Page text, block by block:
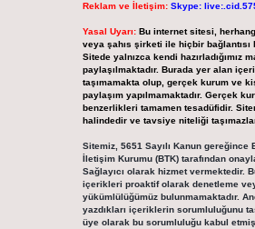
Reklam ve İletişim: Skype:
Yasal Uyarı: Bu internet sitesi,
veya şahıs şirketi ile hiçbir bağlantısı
Sitede yalnızca kendi hazırladığımız
paylaşılmaktadır. Burada yer alan
taşımamakta olup, gerçek kurum ve
paylaşım yapılmamaktadır. Gerçek
benzerlikleri tamamen tesadüfidir.
halindedir ve tavsiye niteliği
Sitemiz, 5651 Sayılı Kanun
İletişim Kurumu (BTK) tarafından
Sağlayıcı olarak hizmet vermektedir.
içerikleri proaktif olarak denetleme
yükümlülüğümüz bulunmamaktadır.
yazdıkları içeriklerin sorumluluğunu
üye olarak bu sorumluluğu kabul etmiş